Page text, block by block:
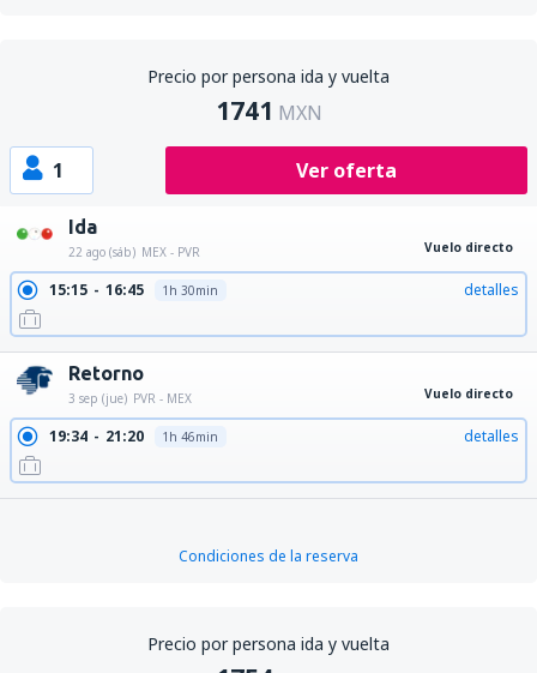
Precio por persona ida y vuelta
1741 MXN
1 Ver oferta
Ida
22 ago (sáb) MEX - PVR Vuelo directo
15:15 16:45 1h 30min detalles
Retorno
3 sep (jue) PVR - MEX Vuelo directo
19:34 21:20 1h 46min detalles
Condiciones de la reserva
Precio por persona ida y vuelta